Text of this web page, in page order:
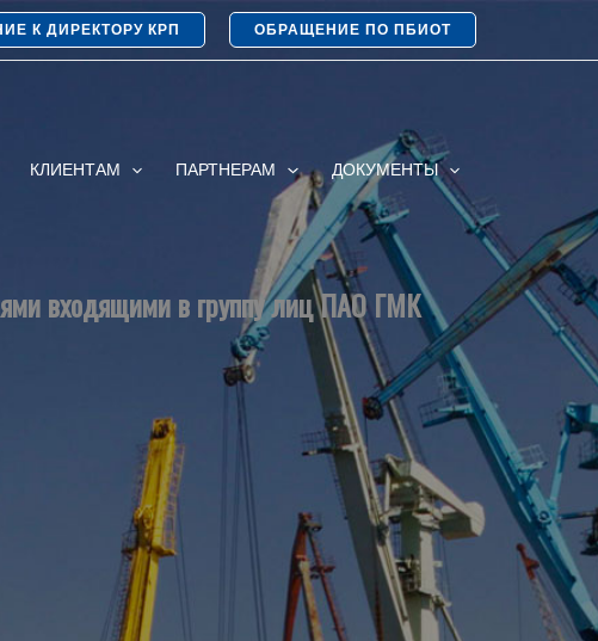
К ДИРЕКТОРУ КРП ОБРАЩЕНИЕ ПО ПБИОТ
КЛИЕНТАМ ПАРТНЕРАМ ДОКУМЕНТЫ
входящими в группу лиц ПАО ГМК